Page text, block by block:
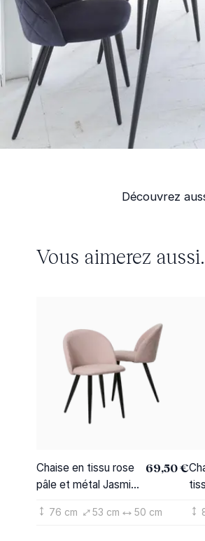
Découvrez
Vous aimerez
Chaise en tissu rose
pâle et métal Jasmine
69,50 €
76 cm 53 cm 50 cm